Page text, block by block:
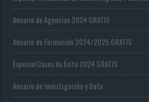
Anuario de Agencias 2024 GRATIS
Anuario de Formación 2024/2025 GRATIS
Especial Casos de Éxito 2024 GRATIS
Anuario de Investigación y Data